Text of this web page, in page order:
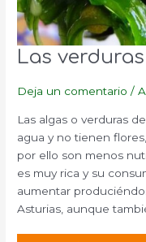
Las
Deja un comentario /
Las algas o verduras
agua y no tienen
por ello son menos
es muy rica y su
aumentar
Asturias, aunque